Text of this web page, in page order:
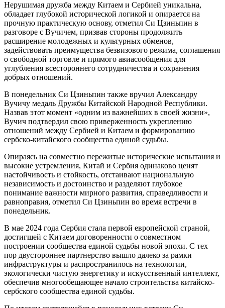
Нерушимая дружба между Китаем и Сербией уникальна,
обладает глубокой исторической логикой и опирается на
прочную практическую основу, отметил Си Цзиньпин в
разговоре с Вучичем, призвав стороны продолжить
расширение молодежных и культурных обменов,
задействовать преимущества безвизового режима, соглашения
о свободной торговле и прямого авиасообщения для
углубления всестороннего сотрудничества и сохранения
добрых отношений.
В понедельник Си Цзиньпин также вручил Александру
Вучичу медаль Дружбы Китайской Народной Республики.
Назвав этот момент «одним из важнейших в своей жизни»,
Вучич подтвердил свою приверженность укреплению
отношений между Сербией и Китаем и формированию
сербско-китайского сообщества единой судьбы.
Опираясь на совместно пережитые исторические испытания и
высокие устремления, Китай и Сербия одинаково ценят
настойчивость и стойкость, отстаивают национальную
независимость и достоинство и разделяют глубокое
понимание важности мирного развития, справедливости и
равноправия, отметил Си Цзиньпин во время встречи в
понедельник.
В мае 2024 года Сербия стала первой европейской страной,
достигшей с Китаем договоренности о совместном
построении сообщества единой судьбы новой эпохи. С тех
пор двустороннее партнерство вышло далеко за рамки
инфраструктуры и распространилось на технологии,
экологически чистую энергетику и искусственный интеллект,
обеспечив многообещающее начало строительства китайско-
сербского сообщества единой судьбы.